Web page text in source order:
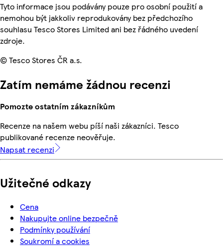
Tyto informace jsou podávány pouze pro osobní použití a
nemohou být jakkoliv reprodukovány bez předchozího
souhlasu Tesco Stores Limited ani bez řádného uvedení
zdroje.
© Tesco Stores ČR a.s.
Zatím nemáme žádnou recenzi
Pomozte ostatním zákazníkům
Recenze na našem webu píší naši zákazníci. Tesco
publikované recenze neověřuje.
Napsat recenzi
Užitečné odkazy
Cena
Nakupujte online bezpečně
Podmínky používání
Soukromí a cookies